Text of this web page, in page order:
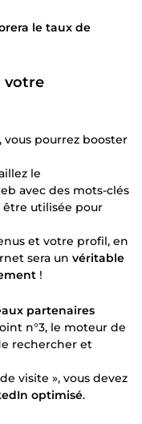
le taux de
votre
vous pourrez booster
le
avec des mots-clés
utilisée pour
et votre profil, en
sera un véritable
!
partenaires
n°3, le moteur de
rechercher et
visite », vous devez
optimisé.